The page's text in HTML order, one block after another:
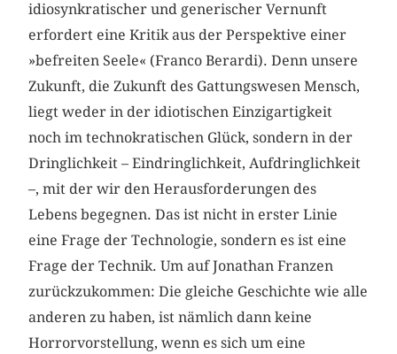
idiosynkratischer und generischer Vernunft
erfordert eine Kritik aus der Perspektive einer
»befreiten Seele« (Franco Berardi). Denn unsere
Zukunft, die Zukunft des Gattungswesen Mensch,
liegt weder in der idiotischen Einzigartigkeit
noch im technokratischen Glück, sondern in der
Dringlichkeit – Eindringlichkeit, Aufdringlichkeit
–, mit der wir den Herausforderungen des
Lebens begegnen. Das ist nicht in erster Linie
eine Frage der Technologie, sondern es ist eine
Frage der Technik. Um auf Jonathan Franzen
zurückzukommen: Die gleiche Geschichte wie alle
anderen zu haben, ist nämlich dann keine
Horrorvorstellung, wenn es sich um eine